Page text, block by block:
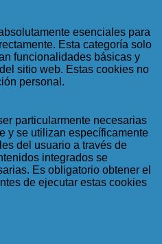
esenciales para
Esta categoría solo
funcionalidades básicas y
sitio web. Estas cookies no
personal.
particularmente necesarias
y se utilizan específicamente
del usuario a través de
integrados se
Es obligatorio obtener el
de ejecutar estas cookies